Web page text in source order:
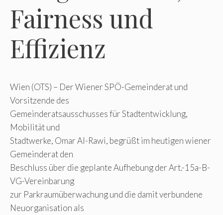
Fairness und
Effizienz
Wien (OTS) – Der Wiener SPÖ-Gemeinderat und
Vorsitzende des
Gemeinderatsausschusses für Stadtentwicklung,
Mobilität und
Stadtwerke, Omar Al-Rawi, begrüßt im heutigen wiener
Gemeinderat den
Beschluss über die geplante Aufhebung der Art.-15a-B-
VG-Vereinbarung
zur Parkraumüberwachung und die damit verbundene
Neuorganisation als